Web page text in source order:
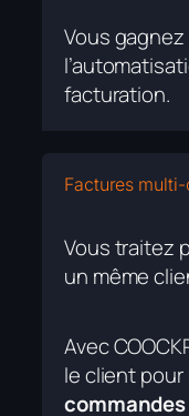
Vous
facturation.
Factures
Vous traitez
un même
Avec
le client pour